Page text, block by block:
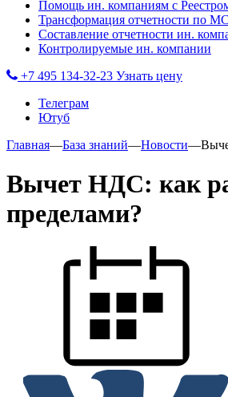
Помощь ин. компаниям с
Трансформация отчетности по
Составление отчетности ин.
Контролируемые ин. компании
+7 495 134-32-23 Узнать цену
Телеграм
Ютуб
Главная—База знаний—Новости—
Вычет НДС: как
пределами?